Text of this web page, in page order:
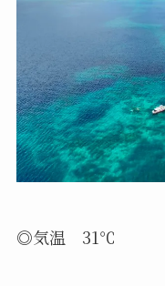
◎気温 31℃